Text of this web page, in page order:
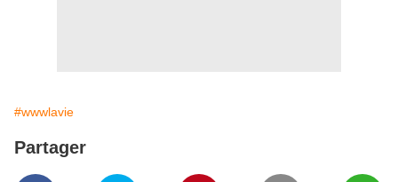
#wwwlavie
Partager